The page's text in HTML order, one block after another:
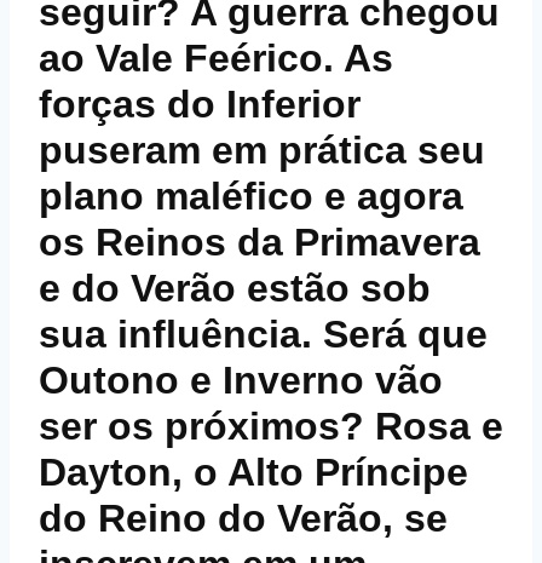
seguir? A guerra chegou
ao Vale Feérico. As
forças do Inferior
puseram em prática seu
plano maléfico e agora
os Reinos da Primavera
e do Verão estão sob
sua influência. Será que
Outono e Inverno vão
ser os próximos? Rosa e
Dayton, o Alto Príncipe
do Reino do Verão, se